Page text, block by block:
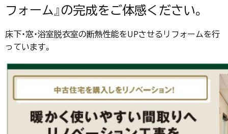
フォーム』の完成をご体感ください。
床下・窓・浴室脱衣室の断熱性能をUPさせるリフォームを行
っています。